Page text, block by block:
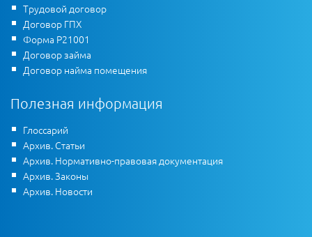
Трудовой договор
Договор ГПХ
Форма Р21001
Договор займа
Договор найма помещения
Полезная информация
Глоссарий
Архив. Статьи
Архив. Нормативно-правовая документация
Архив. Законы
Архив. Новости